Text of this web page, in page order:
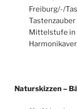
Freiburg/-/
Tastenzauber
Mittelstufe in
Naturskizzen –